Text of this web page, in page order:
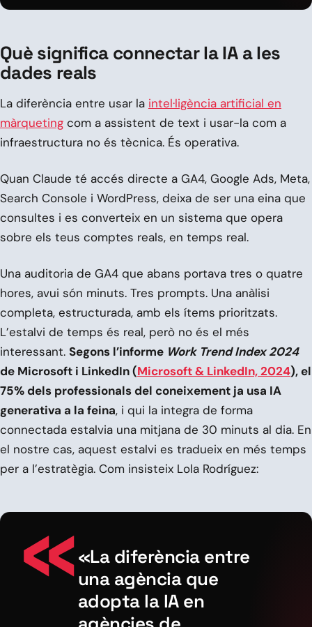
Què significa connectar la IA a les
dades reals
La diferència entre usar la intel·ligència artificial en
màrqueting com a assistent de text i usar-la com a
infraestructura no és tècnica. És operativa.
Quan Claude té accés directe a GA4, Google Ads, Meta,
Search Console i WordPress, deixa de ser una eina que
consultes i es converteix en un sistema que opera
sobre els teus comptes reals, en temps real.
Una auditoria de GA4 que abans portava tres o quatre
hores, avui són minuts. Tres prompts. Una anàlisi
completa, estructurada, amb els ítems prioritzats.
L’estalvi de temps és real, però no és el més
interessant. Segons l’informe Work Trend Index 2024
de Microsoft i LinkedIn (Microsoft & LinkedIn, 2024), el
75% dels professionals del coneixement ja usa IA
generativa a la feina, i qui la integra de forma
connectada estalvia una mitjana de 30 minuts al dia. En
el nostre cas, aquest estalvi es tradueix en més temps
per a l’estratègia. Com insisteix Lola Rodríguez:
«La diferència entre
una agència que
adopta la IA en